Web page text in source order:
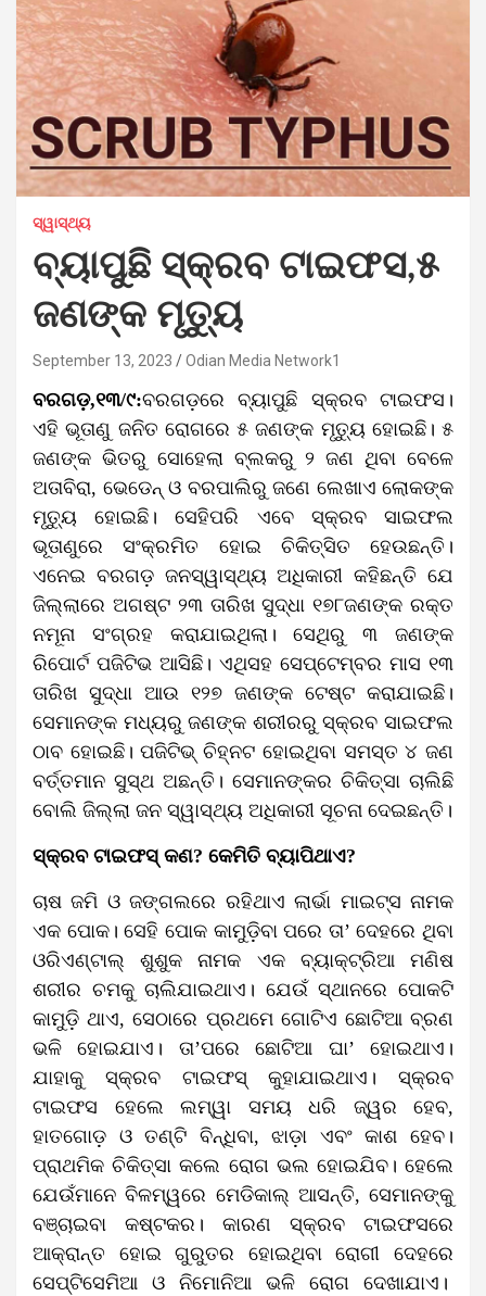
ସ୍ୱାସ୍ଥ୍ୟ
ବ୍ୟାପୁଛି ସ୍କ୍ରବ ଟାଇଫସ,୫
ଜଣଙ୍କ ମୃତ୍ୟୁ
September 13, 2023 Odian Media Network1
ବରଗଡ଼,୧୩/୯:ବରଗଡ଼ରେ ବ୍ୟାପୁଛି ସ୍କ୍ରବ ଟାଇଫସ।
ଏହି ଭୂତାଣୁ ଜନିତ ରୋଗରେ ୫ ଜଣଙ୍କ ମୃତ୍ୟୁ ହୋଇଛି। ୫
ଜଣଙ୍କ ଭିତରୁ ସୋହେଲା ବ୍ଲକରୁ ୨ ଜଣ ଥିବା ବେଳେ
ଅତାବିରା, ଭେଡେନ୍‌ ଓ ବରପାଲିରୁ ଜଣେ ଲେଖାଏ ଲୋକଙ୍କ
ମୃତ୍ୟୁ ହୋଇଛି। ସେହିପରି ଏବେ ସ୍କ୍ରବ ସାଇଫଲ
ଭୂତାଣୁରେ ସଂକ୍ରମିତ ହୋଇ ଚିକିତ୍ସିତ ହେଉଛନ୍ତି।
ଏନେଇ ବରଗଡ଼ ଜନସ୍ୱାସ୍ଥ୍ୟ ଅଧିକାରୀ କହିଛନ୍ତି ଯେ
ଜିଲ୍ଲାରେ ଅଗଷ୍ଟ ୨୩ ତାରିଖ ସୁଦ୍ଧା ୧୭୮ଜଣଙ୍କ ରକ୍ତ
ନମୂନା ସଂଗ୍ରହ କରାଯାଇଥିଲା। ସେଥିରୁ ୩ ଜଣଙ୍କ
ରିପୋର୍ଟ ପଜିଟିଭ ଆସିଛି। ଏଥିସହ ସେପ୍ଟେମ୍ବର ମାସ ୧୩
ତାରିଖ ସୁଦ୍ଧା ଆଉ ୧୨୭ ଜଣଙ୍କ ଟେଷ୍ଟ କରାଯାଇଛି।
ସେମାନଙ୍କ ମଧ୍ୟରୁ ଜଣଙ୍କ ଶରୀରରୁ ସ୍କ୍ରବ ସାଇଫଲ
ଠାବ ହୋଇଛି। ପଜିଟିଭ୍‌ ଚିହ୍ନଟ ହୋଇଥିବା ସମସ୍ତ ୪ ଜଣ
ବର୍ତ୍ତମାନ ସୁସ୍ଥ ଅଛନ୍ତି। ସେମାନଙ୍କର ଚିକିତ୍ସା ଚାଲିଛି
ବୋଲି ଜିଲ୍ଲା ଜନ ସ୍ୱାସ୍ଥ୍ୟ ଅଧିକାରୀ ସୂଚନା ଦେଇଛନ୍ତି।
ସ୍କ୍ରବ ଟାଇଫସ୍‌ କଣ? କେମିତି ବ୍ୟାପିଥାଏ?
ଚାଷ ଜମି ଓ ଜଙ୍ଗଲରେ ରହିଥାଏ ଲାର୍ଭା ମାଇଟ୍ସ ନାମକ
ଏକ ପୋକ। ସେହି ପୋକ କାମୁଡ଼ିବା ପରେ ତା’ ଦେହରେ ଥିବା
ଓରିଏଣ୍ଟାଲ୍‌ ଶୁଶୁକ ନାମକ ଏକ ବ୍ୟାକ୍ଟ୍ରିଆ ମଣିଷ
ଶରୀର ଚମକୁ ଚାଲିଯାଇଥାଏ। ଯେଉଁ ସ୍ଥାନରେ ପୋକଟି
କାମୁଡ଼ି ଥାଏ, ସେଠାରେ ପ୍ରଥମେ ଗୋଟିଏ ଛୋଟିଆ ବ୍ରଣ
ଭଳି ହୋଇଯାଏ। ତା’ପରେ ଛୋଟିଆ ଘା’ ହୋଇଥାଏ।
ଯାହାକୁ ସ୍କ୍ରବ ଟାଇଫସ୍‌ କୁହାଯାଇଥାଏ। ସ୍କ୍ରବ
ଟାଇଫସ ହେଲେ ଲମ୍ୱା ସମୟ ଧରି ଜ୍ୱର ହେବ,
ହାତଗୋଡ଼ ଓ ତଣ୍ଟି ବିନ୍ଧିବା, ଝାଡ଼ା ଏବଂ କାଶ ହେବ।
ପ୍ରାଥମିକ ଚିକିତ୍ସା କଲେ ରୋଗ ଭଲ ହୋଇଯିବ। ହେଲେ
ଯେଉଁମାନେ ବିଳମ୍ୱରେ ମେଡିକାଲ୍‌ ଆସନ୍ତି, ସେମାନଙ୍କୁ
ବଞ୍ଚାଇବା କଷ୍ଟକର। କାରଣ ସ୍କ୍ରବ ଟାଇଫସରେ
ଆକ୍ରାନ୍ତ ହୋଇ ଗୁରୁତର ହୋଇଥିବା ରୋଗୀ ଦେହରେ
ସେପ୍‌ଟିସେମିଆ ଓ ନିମୋନିଆ ଭଳି ରୋଗ ଦେଖାଯାଏ।